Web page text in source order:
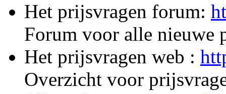
Het prijsvragen forum:
Forum voor alle nieuwe
Het prijsvragen web :
Overzicht voor